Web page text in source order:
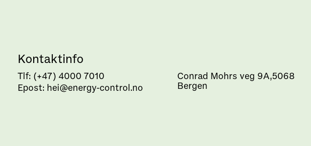
Kontaktinfo
Tlf: (+47) 4000 7010
Epost: hei@energy-control.no
Conrad Mohrs veg 9A,5068
Bergen